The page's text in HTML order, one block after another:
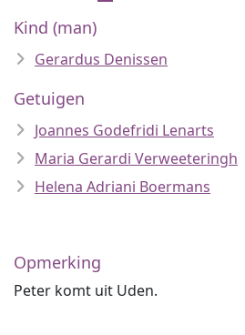
Kind (man)
Gerardus Denissen
Getuigen
Joannes Godefridi Lenarts
Maria Gerardi Verweeteringh
Helena Adriani Boermans
Opmerking
Peter komt uit Uden.